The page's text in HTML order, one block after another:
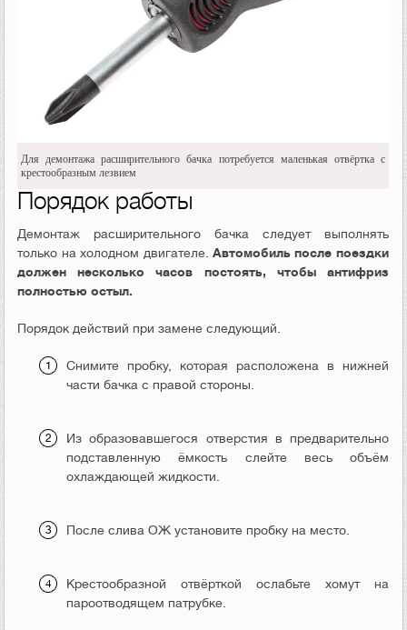
Для демонтажа расширительного бачка потребуется маленькая отвёртка с
крестообразным лезвием
Порядок работы
Демонтаж расширительного бачка следует выполнять
только на холодном двигателе. Автомобиль после поездки
должен несколько часов постоять, чтобы антифриз
полностью остыл.
Порядок действий при замене следующий.
Снимите пробку, которая расположена в нижней
части бачка с правой стороны.
Из образовавшегося отверстия в предварительно
подставленную ёмкость слейте весь объём
охлаждающей жидкости.
После слива ОЖ установите пробку на место.
Крестообразной отвёрткой ослабьте хомут на
пароотводящем патрубке.